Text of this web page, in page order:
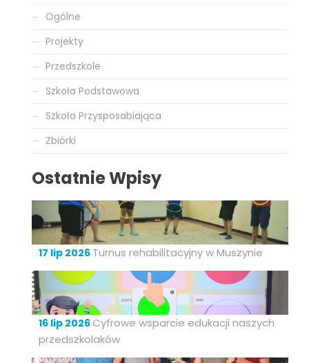
Ogólne
Projekty
Przedszkole
Szkoła Podstawowa
Szkoła Przysposabiająca
Zbiórki
Ostatnie Wpisy
17 lip 2026 Turnus rehabilitacyjny w Muszynie
16 lip 2026 Cyfrowe wsparcie edukacji naszych
przedszkolaków